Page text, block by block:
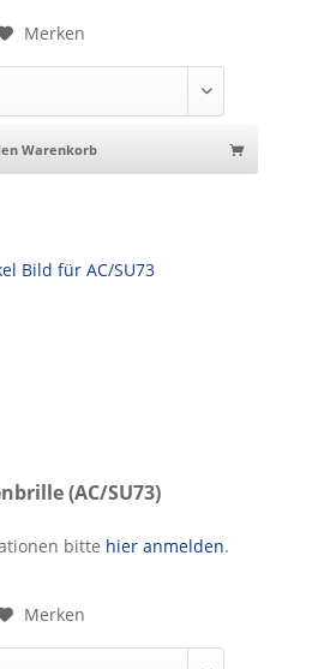
Merken
Warenkorb
(AC/SU73)
Sonnenbrille
bitte hier anmelden.
Merken